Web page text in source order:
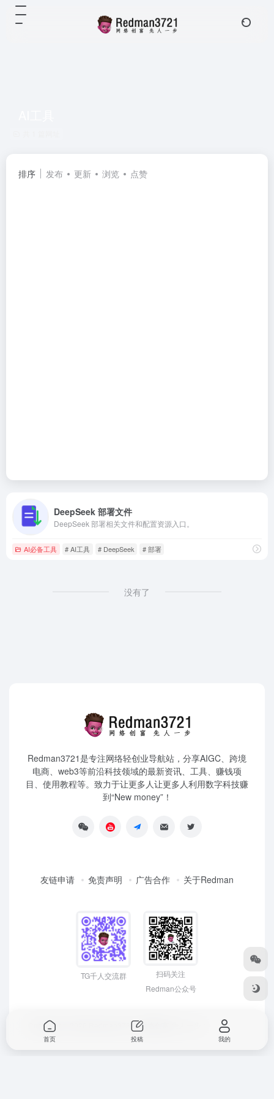
排序 发布 更新 浏览 点赞
DeepSeek 部署文件
DeepSeek 部署相关文件和配置资源入口。
AI必备工具 # AI工具 # DeepSeek # 部署
没有了
Redman3721是专注网络轻创业导航站，分享AIGC、跨境
电商、web3等前沿科技领域的最新资讯、工具、赚钱项
目、使用教程等。致力于让更多人让更多人利用数字科技赚
到“New money”！
友链申请 免责声明 广告合作 关于Redman
TG千人交流群
扫码关注
Redman公众号
Copyright © 2026 Redman3721 | 网络创富 先人一步！
首页 投稿 我的